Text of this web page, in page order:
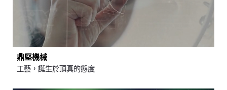
鼎堅機械
工藝，誕生於頂真的態度